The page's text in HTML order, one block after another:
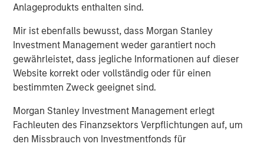
Anlageprodukts enthalten sind.
Mir ist ebenfalls bewusst, dass Morgan Stanley
Investment Management weder garantiert noch
gewährleistet, dass jegliche Informationen auf dieser
Website korrekt oder vollständig oder für einen
bestimmten Zweck geeignet sind.
Morgan Stanley Investment Management erlegt
Fachleuten des Finanzsektors Verpflichtungen auf, um
den Missbrauch von Investmentfonds für
CONSILIENT OBSERVER
The Wisdom of Crowds in Markets: Crowd
Behavior in Prediction, Betting, and Stock
Markets
CONSILIENT OBSERVER
Opportunities and Expectations: The Present
Value of Growth Opportunities in Valuation